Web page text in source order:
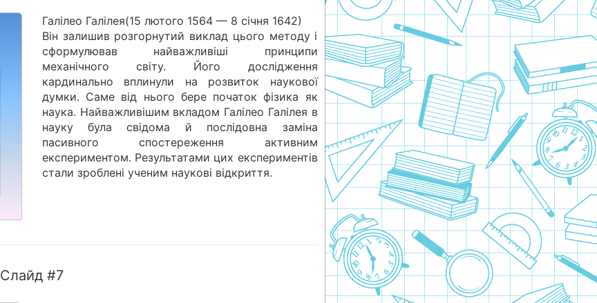
Галілео Галілея(15 лютого 1564 — 8 січня 1642)
Він залишив розгорнутий виклад цього методу і
сформулював найважливіші принципи
механічного світу. Його дослідження
кардинально вплинули на розвиток наукової
думки. Саме від нього бере початок фізика як
наука. Найважливішим вкладом Галілео Галілея в
науку була свідома й послідовна заміна
пасивного спостереження активним
експериментом. Результатами цих експериментів
стали зроблені ученим наукові відкриття.
Слайд #7